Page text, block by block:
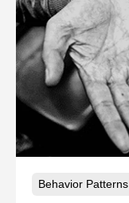
Behavior Patterns